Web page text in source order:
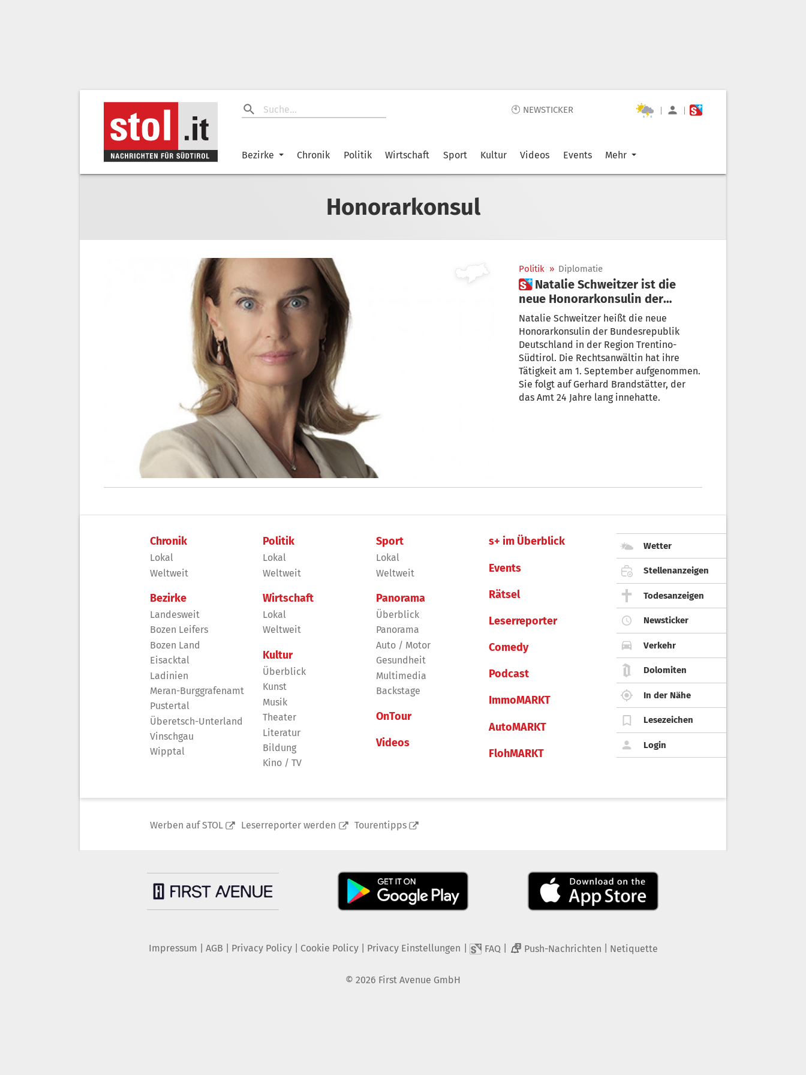
🕙 NEWSTICKER | |
Bezirke Chronik Politik Wirtschaft Sport Kultur Videos Events Mehr
Honorarkonsul
Politik » Diplomatie
 Natalie Schweitzer ist die
neue Honorarkonsulin der
Bundesrepublik
Natalie Schweitzer heißt die neue
Honorarkonsulin der Bundesrepublik
Deutschland in der Region Trentino-
Südtirol. Die Rechtsanwältin hat ihre
Tätigkeit am 1. September aufgenommen.
Sie folgt auf Gerhard Brandstätter, der
das Amt 24 Jahre lang innehatte.
Chronik
Lokal
Weltweit
Bezirke
Landesweit
Bozen Leifers
Bozen Land
Eisacktal
Ladinien
Meran-Burggrafenamt
Pustertal
Überetsch-Unterland
Vinschgau
Wipptal
Politik
Lokal
Weltweit
Wirtschaft
Lokal
Weltweit
Kultur
Überblick
Kunst
Musik
Theater
Literatur
Bildung
Kino / TV
Sport
Lokal
Weltweit
Panorama
Überblick
Panorama
Auto / Motor
Gesundheit
Multimedia
Backstage
OnTour
Videos
s+ im Überblick
Events
Rätsel
Leserreporter
Comedy
Podcast
ImmoMARKT
AutoMARKT
FlohMARKT
Wetter
Stellenanzeigen
Todesanzeigen
Newsticker
Verkehr
Dolomiten
In der Nähe
Lesezeichen
Login
Werben auf STOL Leserreporter werden Tourentipps
Impressum AGB Privacy Policy| Cookie Policy| Privacy Einstellungen FAQ 2 Push-Nachrichten Netiquette
© 2026 First Avenue GmbH